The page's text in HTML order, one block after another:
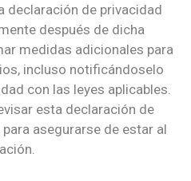
declaración de privacidad
después de dicha
medidas adicionales para
incluso notificándoselo
con las leyes aplicables.
esta declaración de
asegurarse de estar al